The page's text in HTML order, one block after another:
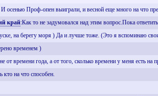
осенью Проф-опен выиграли, и весной еще много на что
край:Как то не задумовался над этим вопрос.Пока
на берегу моря ) Да и лучше тоже. (Это я вспоминаю
временем )
от времени года, а от того, сколько времени у меня есть на
кто на что способен.